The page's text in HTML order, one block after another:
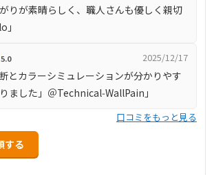
ターフォロー体制も整備されており、口
評価を得ています。南国市にも対応し、
がりが素晴らしく、職人さんも優しく親切
5.0 2025/12/17
とカラーシミュレーションが分かりやす
ました」＠Technical‑WallPain」
口コミをもっと見る
する